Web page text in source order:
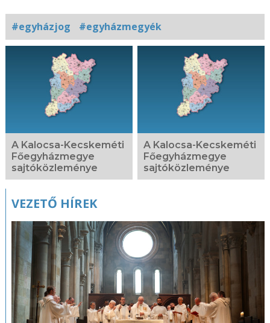
#egyházjog #egyházmegyék
Kapcsolódó
fotógaléria
A Kalocsa-Kecskeméti
Főegyházmegye
sajtóközleménye
A Kalocsa-Kecskeméti
Főegyházmegye
sajtóközleménye
VEZETŐ HÍREK